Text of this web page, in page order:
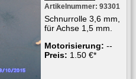
Artikelnummer: 93301
Schnurrolle 3,6 mm,
für Achse 1,5 mm.
Motorisierung: --
Preis: 1.50 €*